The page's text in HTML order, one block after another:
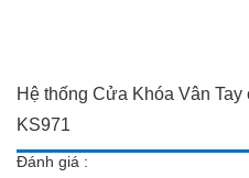
Hệ thống Cửa Khóa Vân Tay
KS971
Đánh giá :